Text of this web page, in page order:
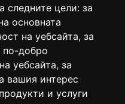
следните цели: за
основната
на уебсайта, за
по-добро
уебсайта, за
вашия интерес
и услуги